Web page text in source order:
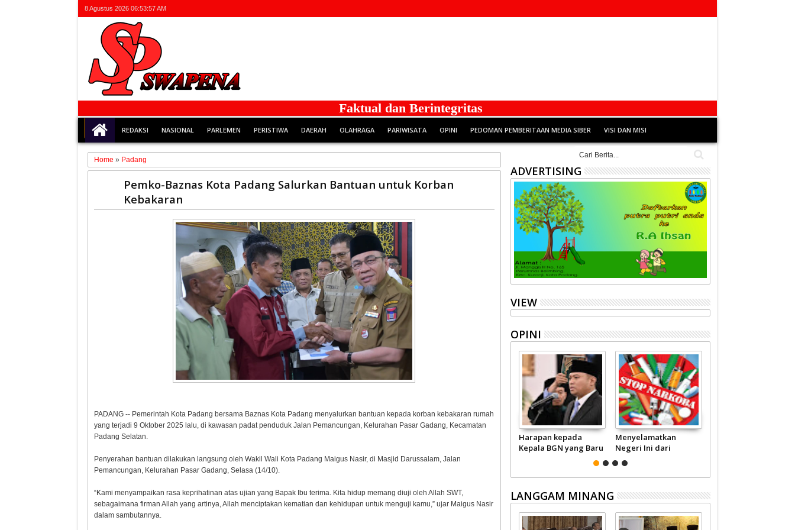
8 Agustus 2026 06:53:57 AM
Faktual dan Berintegritas
REDAKSI NASIONAL PARLEMEN PERISTIWA DAERAH OLAHRAGA PARIWISATA OPINI PEDOMAN PEMBERITAAN MEDIA SIBER VISI DAN MISI
Home » Padang
Pemko-Baznas Kota Padang Salurkan Bantuan untuk Korban
Kebakaran
PADANG -- Pemerintah Kota Padang bersama Baznas Kota Padang menyalurkan bantuan kepada korban kebakaran rumah
yang terjadi 9 Oktober 2025 lalu, di kawasan padat penduduk Jalan Pemancungan, Kelurahan Pasar Gadang, Kecamatan
Padang Selatan.
Penyerahan bantuan dilakukan langsung oleh Wakil Wali Kota Padang Maigus Nasir, di Masjid Darussalam, Jalan
Pemancungan, Kelurahan Pasar Gadang, Selasa (14/10).
“Kami menyampaikan rasa keprihatinan atas ujian yang Bapak Ibu terima. Kita hidup memang diuji oleh Allah SWT,
sebagaimana firman Allah yang artinya, Allah menciptakan kematian dan kehidupan untuk menguji kamu,” ujar Maigus Nasir
dalam sambutannya.
ADVERTISING
VIEW
OPINI
Harapan kepada
Kepala BGN yang Baru
Menyelamatkan
Negeri Ini dari
Narkoba
LANGGAM MINANG